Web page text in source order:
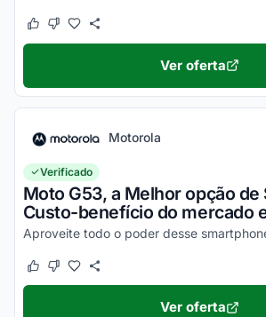
Este cupom funcionou
Este cupom não funcionou
Ver oferta
Motorola
Verificado
Moto G53, a Melhor opção
Custo-benefício do mercado
Este cupom funcionou
Este cupom não funcionou
Ver oferta